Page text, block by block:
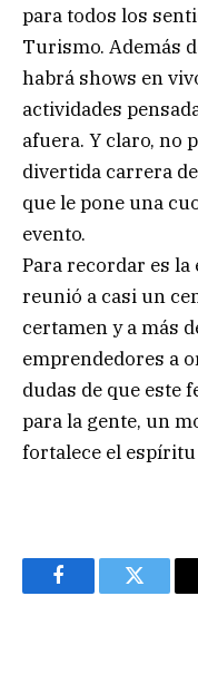
para todos los
Turismo. Además
habrá shows en
actividades
afuera. Y claro, no
divertida carrera
que le pone una
evento.
Para recordar es la
reunió a casi un
certamen y a más
emprendedores a
dudas de que este
para la gente, un
fortalece el
FacebookTwitter